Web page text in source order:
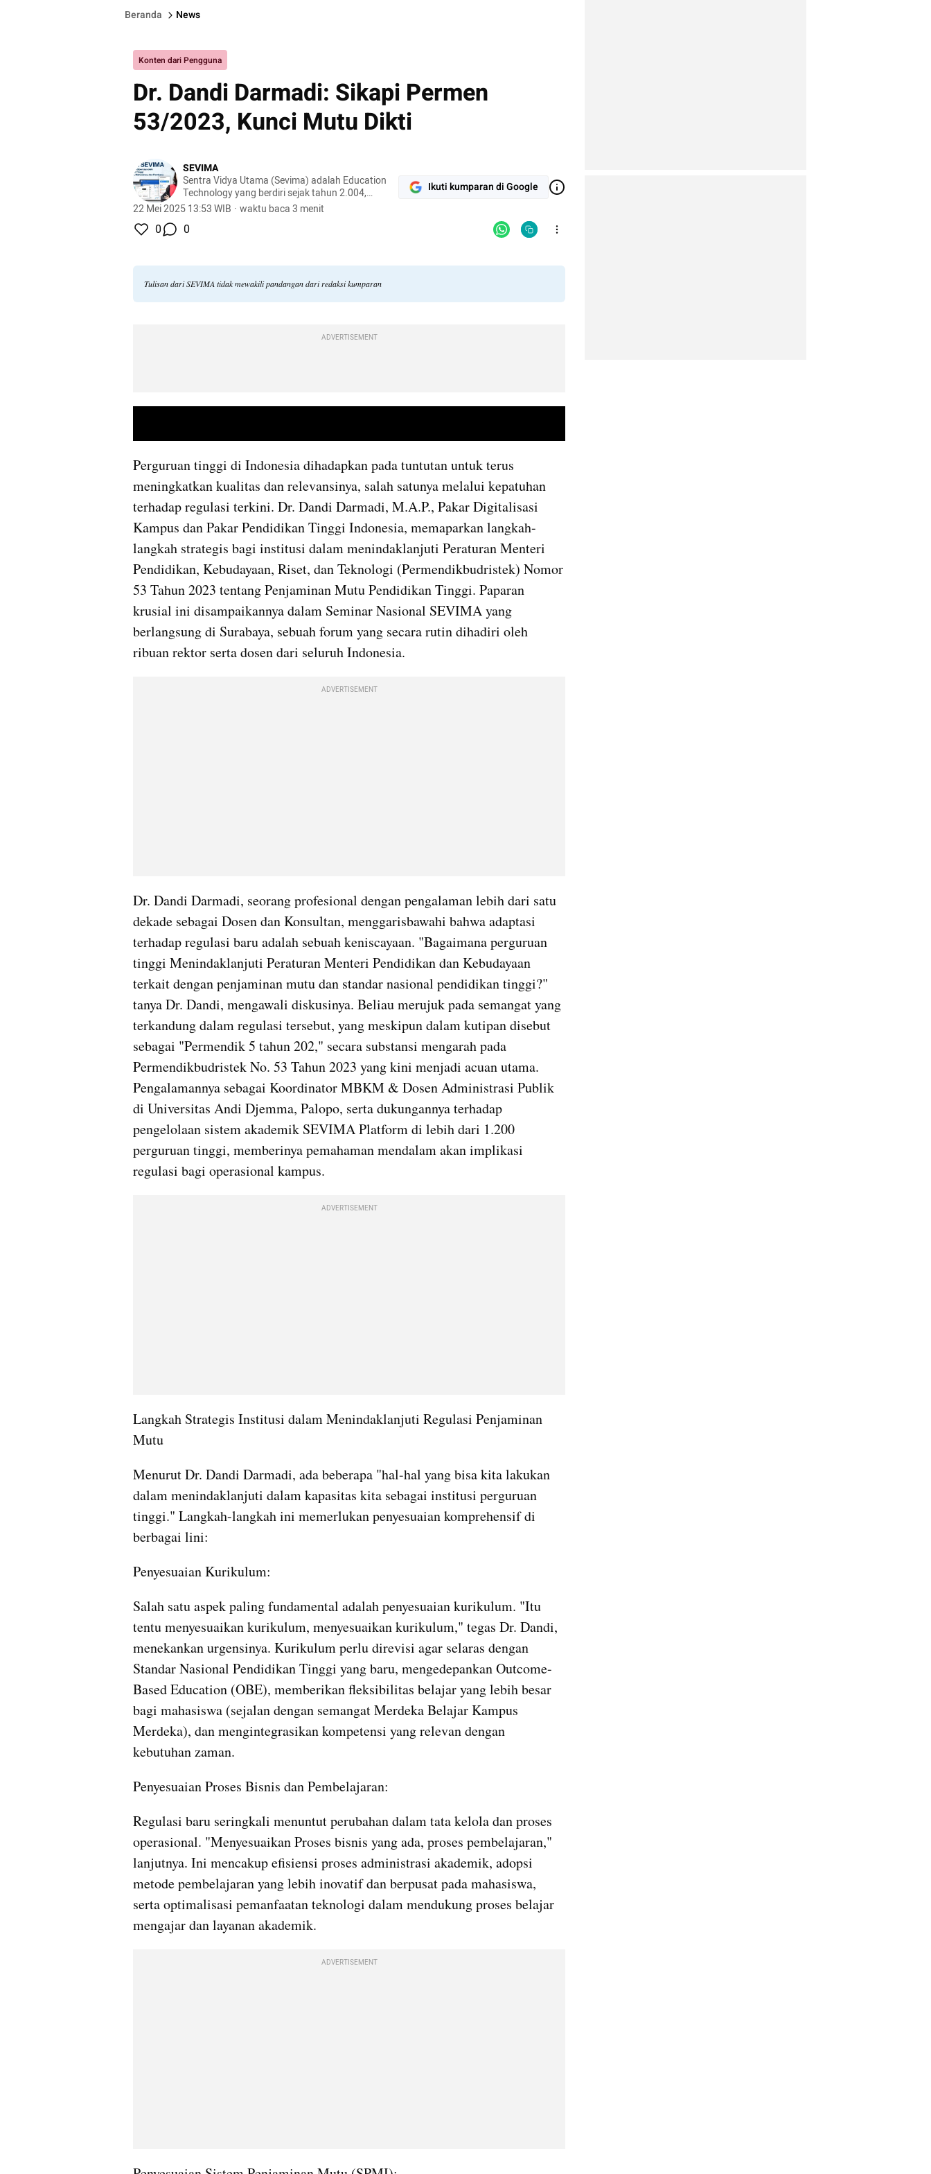
Beranda News
Konten dari Pengguna
Dr. Dandi Darmadi: Sikapi Permen
53/2023, Kunci Mutu Dikti
SEVIMA
Sentra Vidya Utama (Sevima) adalah Education
Technology yang berdiri sejak tahun 2.004,
dengan komunitas dan pengguna platform yang
Bersama kita revolusi pendidikan tinggi,
22 Mei 2025 13:53 WIB · waktu baca 3 menit
Ikuti kumparan di Google
0 0
Tulisan dari SEVIMA tidak mewakili pandangan dari redaksi kumparan
ADVERTISEMENT
Perguruan tinggi di Indonesia dihadapkan pada tuntutan untuk terus
meningkatkan kualitas dan relevansinya, salah satunya melalui kepatuhan
terhadap regulasi terkini. Dr. Dandi Darmadi, M.A.P., Pakar Digitalisasi
Kampus dan Pakar Pendidikan Tinggi Indonesia, memaparkan langkah-
langkah strategis bagi institusi dalam menindaklanjuti Peraturan Menteri
Pendidikan, Kebudayaan, Riset, dan Teknologi (Permendikbudristek) Nomor
53 Tahun 2023 tentang Penjaminan Mutu Pendidikan Tinggi. Paparan
krusial ini disampaikannya dalam Seminar Nasional SEVIMA yang
berlangsung di Surabaya, sebuah forum yang secara rutin dihadiri oleh
ribuan rektor serta dosen dari seluruh Indonesia.
ADVERTISEMENT
Dr. Dandi Darmadi, seorang profesional dengan pengalaman lebih dari satu
dekade sebagai Dosen dan Konsultan, menggarisbawahi bahwa adaptasi
terhadap regulasi baru adalah sebuah keniscayaan. "Bagaimana perguruan
tinggi Menindaklanjuti Peraturan Menteri Pendidikan dan Kebudayaan
terkait dengan penjaminan mutu dan standar nasional pendidikan tinggi?"
tanya Dr. Dandi, mengawali diskusinya. Beliau merujuk pada semangat yang
terkandung dalam regulasi tersebut, yang meskipun dalam kutipan disebut
sebagai "Permendik 5 tahun 202," secara substansi mengarah pada
Permendikbudristek No. 53 Tahun 2023 yang kini menjadi acuan utama.
Pengalamannya sebagai Koordinator MBKM & Dosen Administrasi Publik
di Universitas Andi Djemma, Palopo, serta dukungannya terhadap
pengelolaan sistem akademik SEVIMA Platform di lebih dari 1.200
perguruan tinggi, memberinya pemahaman mendalam akan implikasi
regulasi bagi operasional kampus.
ADVERTISEMENT
Langkah Strategis Institusi dalam Menindaklanjuti Regulasi Penjaminan
Mutu
Menurut Dr. Dandi Darmadi, ada beberapa "hal-hal yang bisa kita lakukan
dalam menindaklanjuti dalam kapasitas kita sebagai institusi perguruan
tinggi." Langkah-langkah ini memerlukan penyesuaian komprehensif di
berbagai lini:
Penyesuaian Kurikulum:
Salah satu aspek paling fundamental adalah penyesuaian kurikulum. "Itu
tentu menyesuaikan kurikulum, menyesuaikan kurikulum," tegas Dr. Dandi,
menekankan urgensinya. Kurikulum perlu direvisi agar selaras dengan
Standar Nasional Pendidikan Tinggi yang baru, mengedepankan Outcome-
Based Education (OBE), memberikan fleksibilitas belajar yang lebih besar
bagi mahasiswa (sejalan dengan semangat Merdeka Belajar Kampus
Merdeka), dan mengintegrasikan kompetensi yang relevan dengan
kebutuhan zaman.
Penyesuaian Proses Bisnis dan Pembelajaran:
Regulasi baru seringkali menuntut perubahan dalam tata kelola dan proses
operasional. "Menyesuaikan Proses bisnis yang ada, proses pembelajaran,"
lanjutnya. Ini mencakup efisiensi proses administrasi akademik, adopsi
metode pembelajaran yang lebih inovatif dan berpusat pada mahasiswa,
serta optimalisasi pemanfaatan teknologi dalam mendukung proses belajar
mengajar dan layanan akademik.
ADVERTISEMENT